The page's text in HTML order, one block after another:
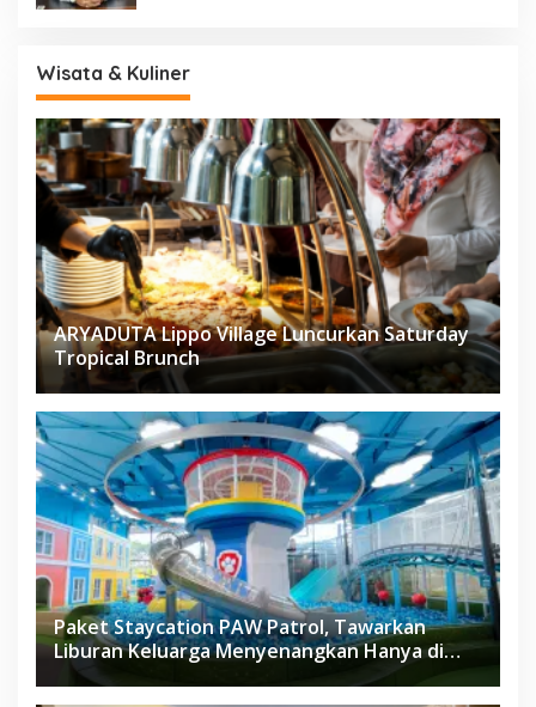
Wisata & Kuliner
ARYADUTA Lippo Village Luncurkan Saturday
Tropical Brunch
Paket Staycation PAW Patrol, Tawarkan
Liburan Keluarga Menyenangkan Hanya di
Herloom Hotel BSD